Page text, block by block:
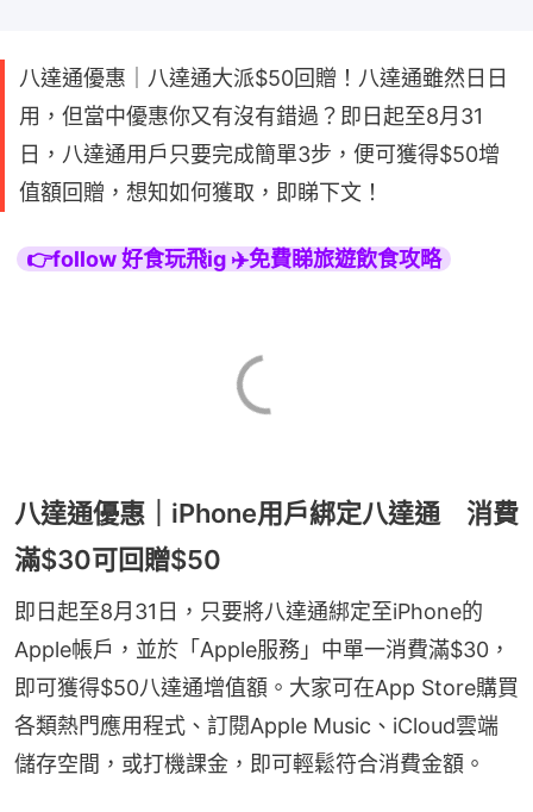
八達通優惠｜八達通大派$50回贈！八達通雖然日日
用，但當中優惠你又有沒有錯過？即日起至8月31
日，八達通用戶只要完成簡單3步，便可獲得$50增
值額回贈，想知如何獲取，即睇下文！
👉follow 好食玩飛ig ✈️免費睇旅遊飲食攻略
八達通優惠｜iPhone用戶綁定八達通 消費
滿$30可回贈$50
即日起至8月31日，只要將八達通綁定至iPhone的
Apple帳戶，並於「Apple服務」中單一消費滿$30，
即可獲得$50八達通增值額。大家可在App Store購買
各類熱門應用程式、訂閱Apple Music、iCloud雲端
儲存空間，或打機課金，即可輕鬆符合消費金額。